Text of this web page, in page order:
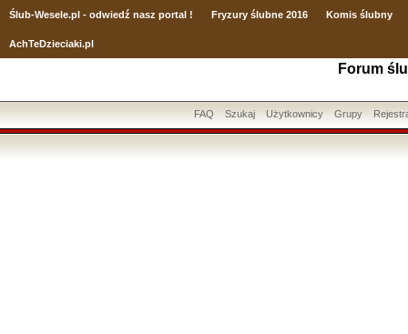
Ślub-Wesele.pl - odwiedź nasz portal ! Fryzury ślubne 2016 Komis ślubny
AchTeDzieciaki.pl
Forum
FAQ Szukaj Użytkownicy Grupy